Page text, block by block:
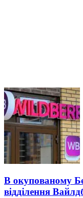
В окупованому
відділення